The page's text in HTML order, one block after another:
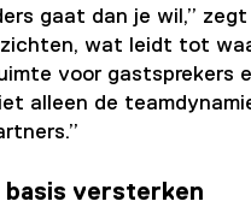
gaat dan je wil,” zegt
wat leidt tot
voor gastsprekers
alleen de
basis versterken